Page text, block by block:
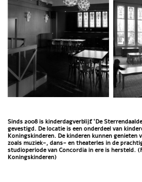
Sinds 2008 is kinderdagverblijf ‛De
gevestigd. De locatie is een onderdeel van
Koningskinderen. De kinderen kunnen genieten
zoals muziek-, dans- en theaterles in de
studioperiode van Concordia in ere is hersteld.
Koningskinderen)